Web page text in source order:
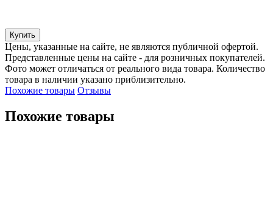
Купить
Цены, указанные на сайте, не являются публичной офертой.
Представленные цены на сайте - для розничных покупателей.
Фото может отличаться от реального вида товара. Количество
товара в наличии указано приблизительно.
Похожие товары Отзывы
Похожие товары